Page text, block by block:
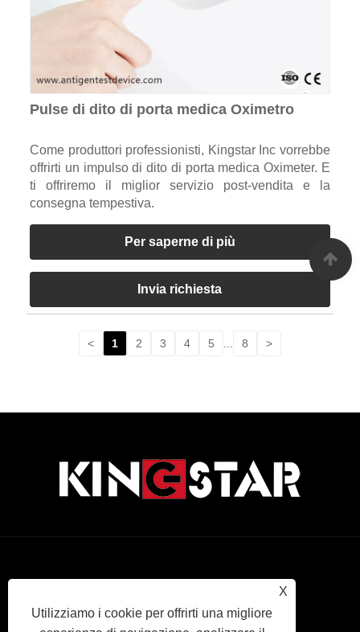
Pulse di dito di porta medica Oximetro
Come produttori professionisti, Kingstar Inc vorrebbe
offrirti un impulso di dito di porta medica Oximeter. E
ti offriremo il miglior servizio post-vendita e la
consegna tempestiva.
Per saperne di più
Invia richiesta
< 1 2 3 4 5 8 >
X
Utilizziamo i cookie per offrirti una migliore